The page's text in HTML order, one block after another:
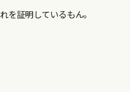
を証明しているもん。